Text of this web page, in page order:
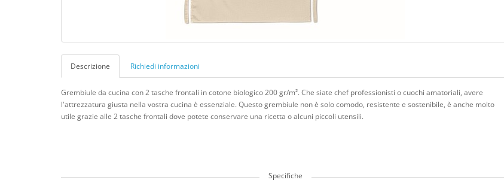
Descrizione Richiedi informazioni
Grembiule da cucina con 2 tasche frontali in cotone biologico 200 gr/m². Che siate chef professionisti o cuochi amatoriali, avere
l'attrezzatura giusta nella vostra cucina è essenziale. Questo grembiule non è solo comodo, resistente e sostenibile, è anche molto
utile grazie alle 2 tasche frontali dove potete conservare una ricetta o alcuni piccoli utensili.
Specifiche